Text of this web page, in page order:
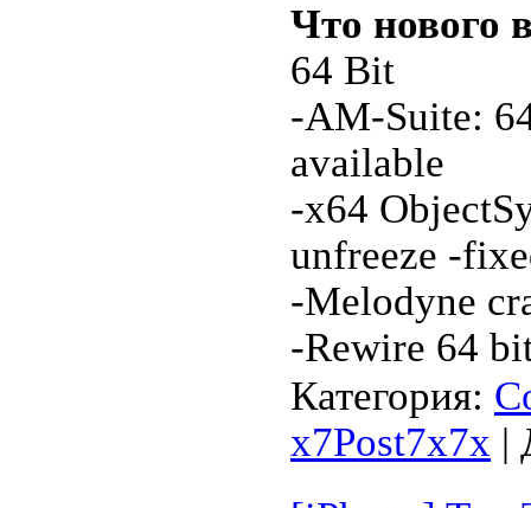
Что нового
64 Bit
-AM-Suite:
available
-x64
unfreeze -
-Melodyne
-Rewire 64
Категория:
x7Post7x7x |